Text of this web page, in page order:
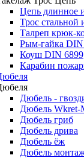
Цепь длинное
Трос стальной
Талреп крюк-
Рым-гайка DIN
Коуш DIN 6899
Карабин
Дюбель -
Дюбель Wkret-
Дюбель гриб
Дюбель дрива
Дюбель ёж
Дюбель